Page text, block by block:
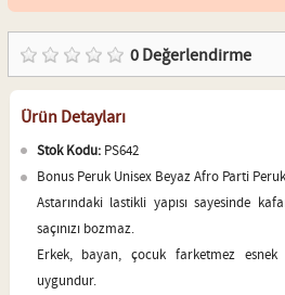
0Değerlendirme
Ürün Detayları
Stok Kodu:PS642
Bonus Peruk Unisex Beyaz Afro Parti
Astarındaki lastikli yapısı sayesinde
saçınızı bozmaz.
Erkek, bayan, çocuk farketmez
uygundur.